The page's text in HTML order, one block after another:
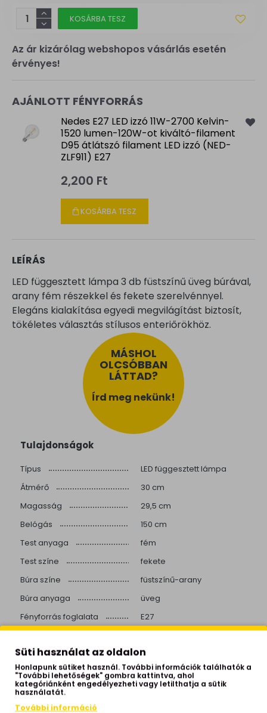
Az ár kizárólag webshopos vásárlás esetén
érvényes!
KOSÁRBA TESZ
AJÁNLOTT FÉNYFORRÁS
Nedes E27 LED izzó 11W-2700 Kelvin-
1520 lumen-120W-ot kiváltó-filament
D95 átlátszó filament LED izzó (NED-
ZLF911) E27
2,200 Ft
KOSÁRBA TESZ
LEÍRÁS
LED függesztett lámpa 3 db füstszínű üveg búrával,
arany fém részekkel és fekete szerelvénnyel.
Elegáns kialakítása egyedi megvilágítást biztosít,
tökéletes választás stílusos enteriőrökhöz.
MÁSHOL
OLCSÓBBAN
LÁTTAD?
Írd meg nekünk!
Tulajdonságok
Típus
LED függesztett lámpa
Átmérő
30 cm
Magasság
29,5 cm
Belógás
150 cm
Test anyaga
fém
Test színe
fekete
Búra színe
füstszínű-arany
Búra anyaga
üveg
Fényforrás foglalata
E27
Fényforrást tartalmaz
nem
IP védettség
IP20
Izzók száma
3 izzós
Helyiség
Süti használat az oldalon
Honlapunk sütiket használ. További információk találhatók a
"További lehetőségek" gombra kattintva, ahol
kategóriánként engedélyezheti vagy letilthatja a sütik
használatát.
További információ